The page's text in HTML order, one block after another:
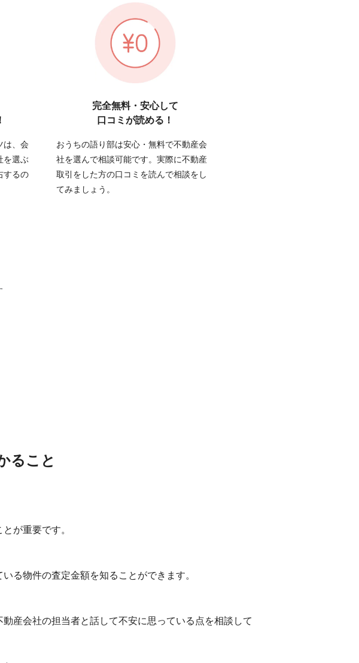
は、会
を選ぶ
するの
完全無料・安心して
口コミが読める！
おうちの語り部は安心・無料で不動産会
社を選んで相談可能です。実際に不動産
取引をした方の口コミを読んで相談をし
てみましょう。
ること
が重要です。
る物件の査定金額を知ることができます。
産会社の担当者と話して不安に思っている点を相談して